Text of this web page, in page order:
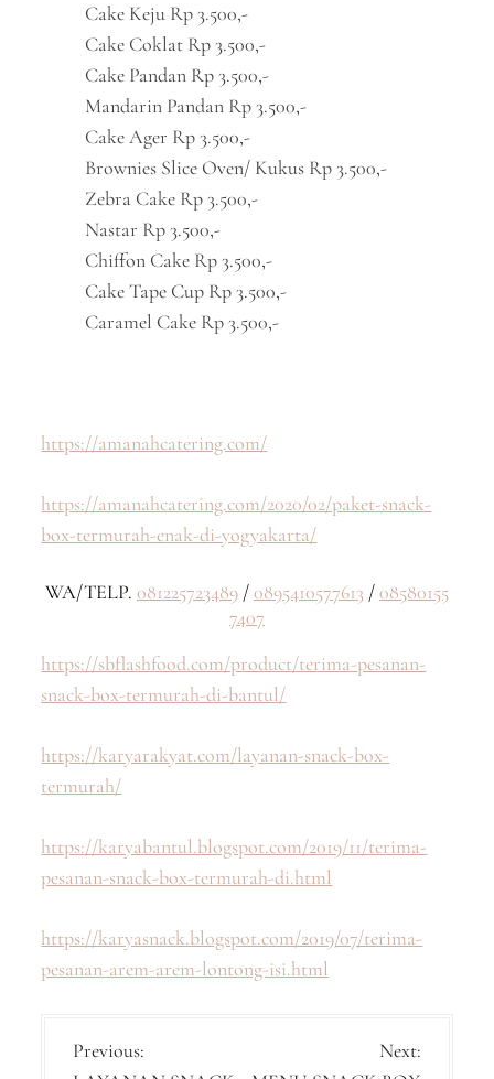
Cake Keju Rp 3.500,-
Cake Coklat Rp 3.500,-
Cake Pandan Rp 3.500,-
Mandarin Pandan Rp 3.500,-
Cake Ager Rp 3.500,-
Brownies Slice Oven/ Kukus Rp 3.500,-
Zebra Cake Rp 3.500,-
Nastar Rp 3.500,-
Chiffon Cake Rp 3.500,-
Cake Tape Cup Rp 3.500,-
Caramel Cake Rp 3.500,-
https://amanahcatering.com/
https://amanahcatering.com/2020/02/paket-snack-
box-termurah-enak-di-yogyakarta/
WA/TELP. 081225723489 /0895410577613 /08580155
7407
https://sbflashfood.com/product/terima-pesanan-
snack-box-termurah-di-bantul/
https://karyarakyat.com/layanan-snack-box-
termurah/
https://karyabantul.blogspot.com/2019/11/terima-
pesanan-snack-box-termurah-di.html
https://karyasnack.blogspot.com/2019/07/terima-
pesanan-arem-arem-lontong-isi.html
P
Previous:
Next: